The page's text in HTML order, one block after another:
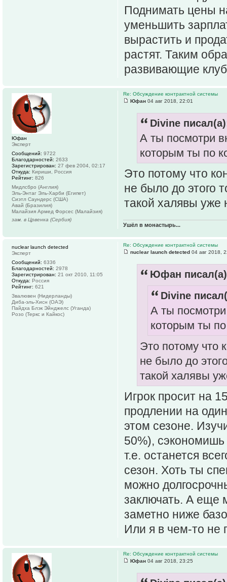
Поднимать цены
уменьшить
вырастить и
растят. Таким
развивающие
Re: Обсуждение контрактной системы
Юфан 04 авг 2018, 22:01
Divine
А ты посмотри
которым ты по
Это потому что
не было до этого
такой халявы уже
Ушёл в монастырь...
Юфан
Эксперт
Сообщений: 9722
Благодарностей: 2633
Зарегистрирован: 27 фев 2004, 02:17
Откуда: Кириши, Россия
Рейтинг: 826
Мидлсбро (Англия)
Эль-Энтаг Эль-Харби (Египет)
Сиэтл Саундерс (США)
Авай (Бразилия)
Малайзия Армед Форсес (Малайзия)
зам. в Црвенка (Сербия)
Re: Обсуждение контрактной системы
nuclear launch detected 04 авг 2018,
Юфан
Divine
А ты посмотри
которым ты
Это потому что
не было до
такой халявы
Игрок просит на
продлении на
этом сезоне.
50%), сэкономишь
т.е. останется
сезон. Хоть ты
можно
заключать. А еще
заметно ниже
Или я в чем-то не
nuclear launch detected
Эксперт
Сообщений: 6336
Благодарностей: 2978
Зарегистрирован: 21 окт 2010, 11:05
Откуда: Россия
Рейтинг: 621
Звалювен (Нидерланды)
Диба-эль-Хисн (ОАЭ)
Пайдха Блэк Эйнджелс (Уганда)
Розо (Теркс и Кайкос)
Re: Обсуждение контрактной системы
Юфан 04 авг 2018, 23:25